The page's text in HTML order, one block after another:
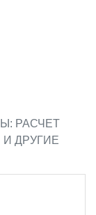
РАСЧЕТ
ДРУГИЕ